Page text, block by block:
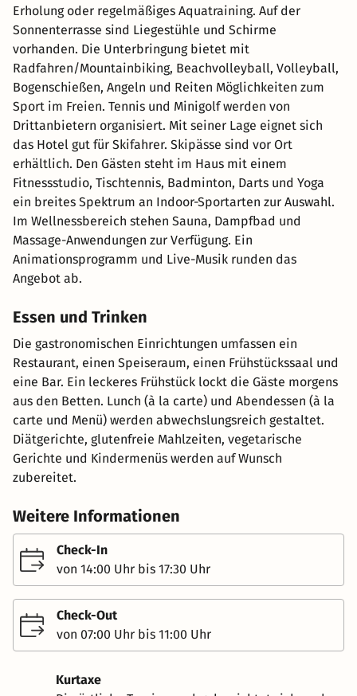
Erholung oder regelmäßiges Aquatraining. Auf der
Sonnenterrasse sind Liegestühle und Schirme
vorhanden. Die Unterbringung bietet mit
Radfahren/Mountainbiking, Beachvolleyball, Volleyball,
Bogenschießen, Angeln und Reiten Möglichkeiten zum
Sport im Freien. Tennis und Minigolf werden von
Drittanbietern organisiert. Mit seiner Lage eignet sich
das Hotel gut für Skifahrer. Skipässe sind vor Ort
erhältlich. Den Gästen steht im Haus mit einem
Fitnessstudio, Tischtennis, Badminton, Darts und Yoga
ein breites Spektrum an Indoor-Sportarten zur Auswahl.
Im Wellnessbereich stehen Sauna, Dampfbad und
Massage-Anwendungen zur Verfügung. Ein
Animationsprogramm und Live-Musik runden das
Angebot ab.
Essen und Trinken
Die gastronomischen Einrichtungen umfassen ein
Restaurant, einen Speiseraum, einen Frühstückssaal und
eine Bar. Ein leckeres Frühstück lockt die Gäste morgens
aus den Betten. Lunch (à la carte) und Abendessen (à la
carte und Menü) werden abwechslungsreich gestaltet.
Diätgerichte, glutenfreie Mahlzeiten, vegetarische
Gerichte und Kindermenüs werden auf Wunsch
zubereitet.
Weitere Informationen
Check-In
von 14:00 Uhr bis 17:30 Uhr
Check-Out
von 07:00 Uhr bis 11:00 Uhr
Kurtaxe